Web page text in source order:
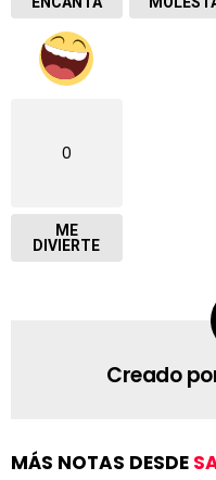
0
ME
DIVIERTE
Creado
MÁS NOTAS DESDE